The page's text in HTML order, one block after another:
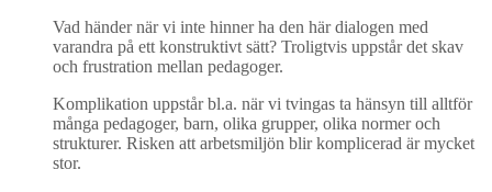
Vad händer när vi inte hinner ha den här dialogen med
varandra på ett konstruktivt sätt? Troligtvis uppstår det skav
och frustration mellan pedagoger.
Komplikation uppstår bl.a. när vi tvingas ta hänsyn till alltför
många pedagoger, barn, olika grupper, olika normer och
strukturer. Risken att arbetsmiljön blir komplicerad är mycket
stor.